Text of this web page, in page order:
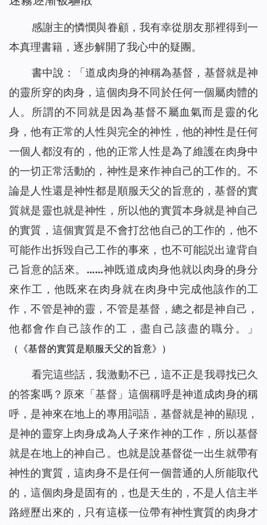
感謝主的憐憫與眷顧，我有幸從朋友那裡得到一
本真理書籍，逐步解開了我心中的疑團。
書中說：「道成肉身的神稱為基督，基督就是神
的靈所穿的肉身，這個肉身不同於任何一個屬肉體的
人。所謂的不同就是因為基督不屬血氣而是靈的化
身，他有正常的人性與完全的神性，他的神性是任何
一個人都沒有的，他的正常人性是為了維護在肉身中
的一切正常活動的，神性是來作神自己的工作的。不
論是人性還是神性都是順服天父的旨意的，基督的實
質就是靈也就是神性，所以他的實質本身就是神自己
的實質，這個實質是不會打岔他自己的工作的，他不
可能作出拆毁自己工作的事來，也不可能説出違背自
己旨意的話來。……神既道成肉身他就以肉身的身分
來作工，他既來在肉身就在肉身中完成他該作的工
作，不管是神的靈，不管是基督，總之都是神自己，
他都會作自己該作的工，盡自己該盡的職分。
」
（《基督的實質是順服天父的旨意》）
看完這些話，我激動不已，這不正是我尋找已久
的答案嗎？原來「基督」這個稱呼是神道成肉身的稱
呼，是神來在地上的專用詞語，基督就是神的顯現，
是神的靈穿上肉身成為人子來作神的工作，所以基督
就是在地上的神自己。也就是說基督從一出生就帶有
神性的實質，這肉身不是任何一個普通的人所能取代
的，這個肉身是固有的，也是天生的，不是人信主半
路經歷出來的，只有這樣一位帶有神性實質的肉身才